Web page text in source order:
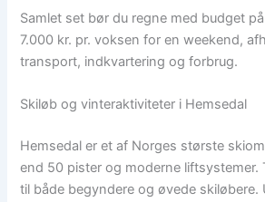
Samlet set bør du regne med budget
7.000 kr. pr. voksen for en weekend,
transport, indkvartering og forbrug.
Skiløb og vinteraktiviteter i Hemsedal
Hemsedal er et af Norges største
end 50 pister og moderne liftsystemer.
til både begyndere og øvede skiløbere.